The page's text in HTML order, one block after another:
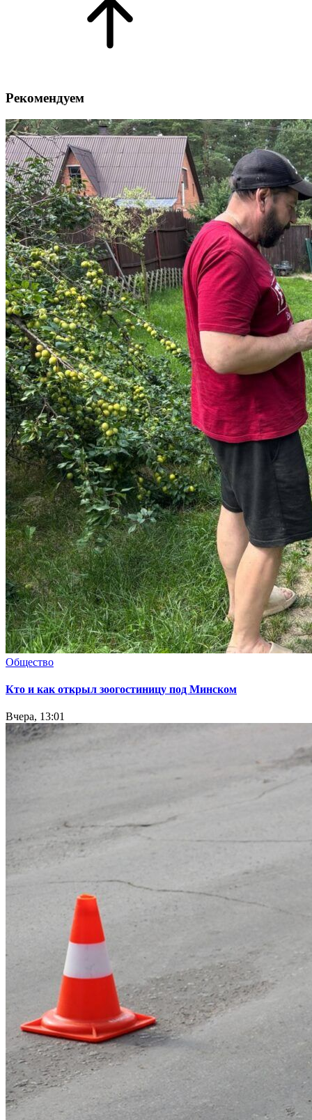
Рекомендуем
Общество
Кто и как открыл зоогостиницу под Минском
Вчера, 13:01